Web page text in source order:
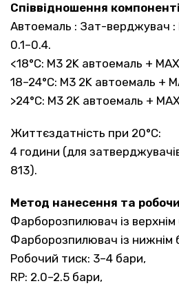
Співвідношення
Автоемаль : Зат-верджувач :
0.1–0.4.
<18°C: M3 2K автоемаль +
18–24°C: M3 2K автоемаль +
>24°C: M3 2K автоемаль +
Життєздатність при 20°C:
4 години (для
813).
Метод нанесення та
Фарборозпилювач із верхнім
Фарборозпилювач із нижнім
Робочий тиск: 3–4 бари,
RP: 2.0–2.5 бари,